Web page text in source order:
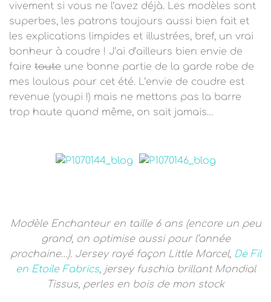
vivement si vous ne l’avez déjà. Les modèles sont
superbes, les patrons toujours aussi bien fait et
les explications limpides et illustrées, bref, un vrai
bonheur à coudre ! J’ai d’ailleurs bien envie de
faire toute une bonne partie de la garde robe de
mes loulous pour cet été. L’envie de coudre est
revenue (youpi !) mais ne mettons pas la barre
trop haute quand même, on sait jamais…
Modèle Enchanteur en taille 6 ans (encore un peu
grand, on optimise aussi pour l’année
prochaine…). Jersey rayé façon Little Marcel, De Fil
en Etoile Fabrics, jersey fuschia brillant Mondial
Tissus, perles en bois de mon stock